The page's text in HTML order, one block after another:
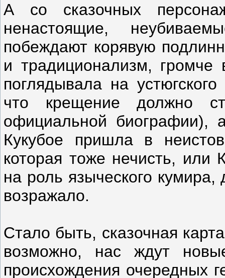
А со сказочных
ненастоящие,
побеждают корявую
и традиционализм,
поглядывала на
что крещение должно
официальной биографии),
Кукубое пришла в
которая тоже нечисть, или
на роль языческого
возражало.
Стало быть, сказочная
возможно, нас ждут
происхождения очередных